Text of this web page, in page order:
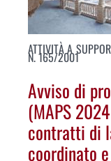
ATTIVITÀ A
N. 165/2001
Avviso di
(MAPS
contratti di
coordinato